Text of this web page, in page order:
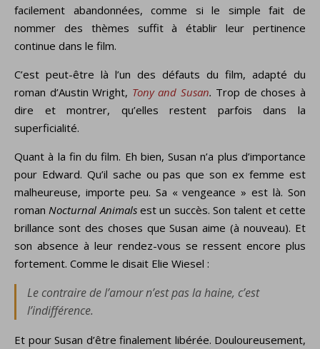
facilement abandonnées, comme si le simple fait de
nommer des thèmes suffit à établir leur pertinence
continue dans le film.
C’est peut-être là l’un des défauts du film, adapté du
roman d’Austin Wright, Tony and Susan. Trop de choses à
dire et montrer, qu’elles restent parfois dans la
superficialité.
Quant à la fin du film. Eh bien, Susan n’a plus d’importance
pour Edward. Qu’il sache ou pas que son ex femme est
malheureuse, importe peu. Sa « vengeance » est là. Son
roman Nocturnal Animalsest un succès. Son talent et cette
brillance sont des choses que Susan aime (à nouveau). Et
son absence à leur rendez-vous se ressent encore plus
fortement. Comme le disait Elie Wiesel :
Le contraire de l’amour n’est pas la haine, c’est
l’indifférence.
Et pour Susan d’être finalement libérée. Douloureusement,